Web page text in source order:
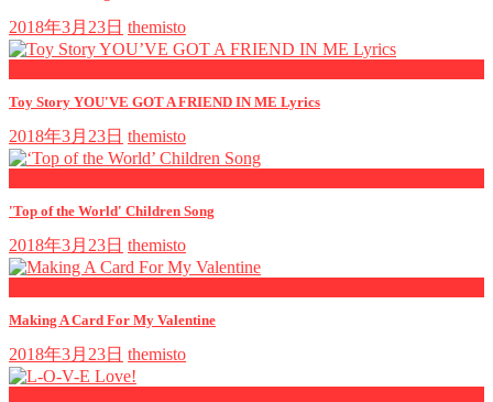
2018年3月23日 themisto
Toy Story YOU'VE GOT A FRIEND IN ME Lyrics
2018年3月23日 themisto
'Top of the World' Children Song
2018年3月23日 themisto
Making A Card For My Valentine
2018年3月23日 themisto